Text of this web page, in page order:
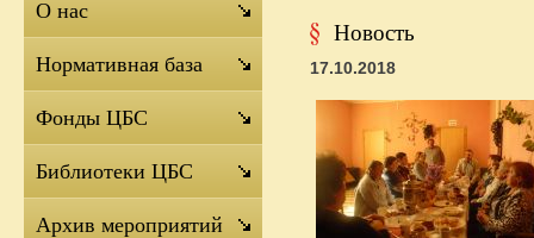
Новость
17.10.2018
О нас
Нормативная база
Фонды ЦБС
Библиотеки ЦБС
Архив мероприятий